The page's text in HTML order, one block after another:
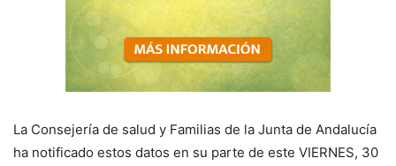
La Consejería de salud y Familias de la Junta de Andalucía
ha notificado estos datos en su parte de este VIERNES, 30